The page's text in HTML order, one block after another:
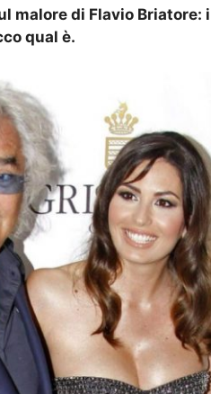
malore di Flavio Briatore:
qual è.